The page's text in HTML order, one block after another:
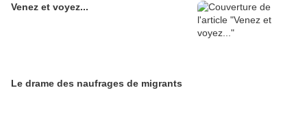
Venez et voyez...
Le drame des naufrages de migrants